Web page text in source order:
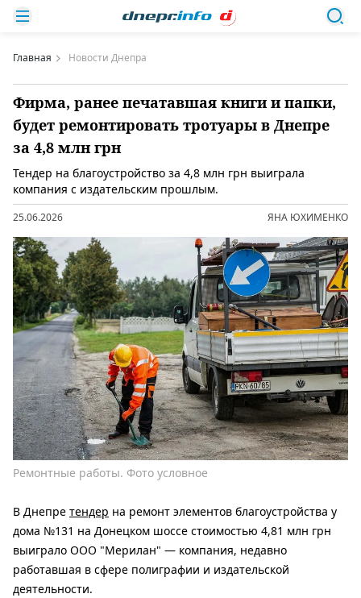
Главная Новости Днепра
Фирма, ранее печатавшая книги и папки,
будет ремонтировать тротуары в Днепре
за 4,8 млн грн
Тендер на благоустройство за 4,8 млн грн выиграла
компания с издательским прошлым.
25.06.2026 ЯНА ЮХИМЕНКО
Ремонтные работы. Фото условное
В Днепре тендер на ремонт элементов благоустройства у
дома №131 на Донецком шоссе стоимостью 4,81 млн грн
выиграло ООО "Мерилан" — компания, недавно
работавшая в сфере полиграфии и издательской
деятельности.